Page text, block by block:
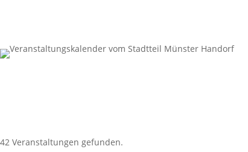
42 Veranstaltungen gefunden.